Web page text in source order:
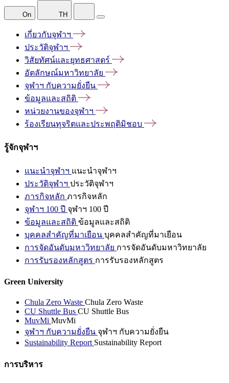
On TH
เกี่ยวกับจุฬาฯ
ประวัติจุฬาฯ
วิสัยทัศน์และยุทธศาสตร์
อัตลักษณ์มหาวิทยาลัย
จุฬาฯ กับความยั่งยืน
ข้อมูลและสถิติ
หน่วยงานของจุฬาฯ
ร้องเรียนทุจริตและประพฤติมิชอบ
รู้จักจุฬาฯ
แนะนำจุฬาฯ แนะนำจุฬาฯ
ประวัติจุฬาฯ ประวัติจุฬาฯ
ภารกิจหลัก ภารกิจหลัก
จุฬาฯ 100 ปี จุฬาฯ 100 ปี
ข้อมูลและสถิติ ข้อมูลและสถิติ
บุคคลสำคัญที่มาเยือน บุคคลสำคัญที่มาเยือน
การจัดอันดับมหาวิทยาลัย การจัดอันดับมหาวิทยาลัย
การรับรองหลักสูตร การรับรองหลักสูตร
Green University
Chula Zero Waste Chula Zero Waste
CU Shuttle Bus CU Shuttle Bus
MuvMi MuvMi
จุฬาฯ กับความยั่งยืน จุฬาฯ กับความยั่งยืน
Sustainability Report Sustainability Report
การบริหาร